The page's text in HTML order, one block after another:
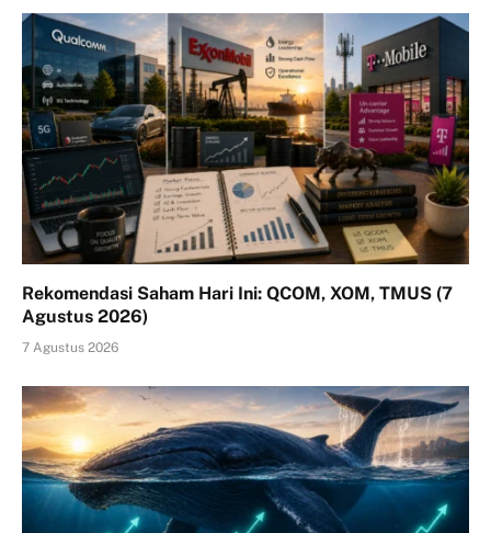
Rekomendasi Saham Hari Ini: QCOM, XOM, TMUS (7
Agustus 2026)
7 Agustus 2026